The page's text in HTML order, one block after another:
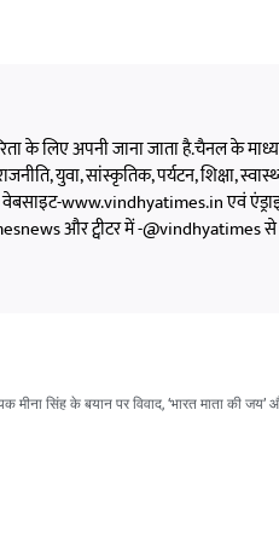
के लिए अपनी जाना जाता है.चैनल के
राजनीति, युवा, सांस्कृतिक, पर्यटन, शिक्षा,
वेबसाइट-www.vindhyatimes.in एवं
और ट्वीटर में -@vindhyatimes